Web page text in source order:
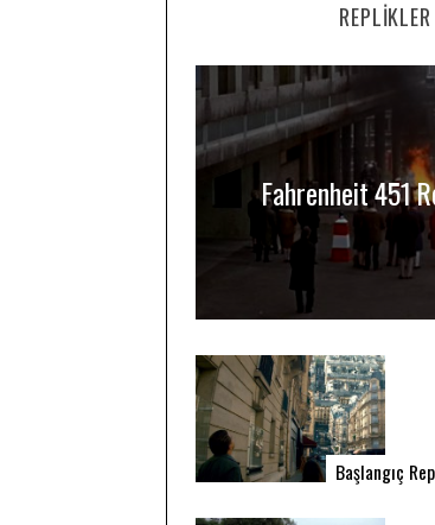
REPLIKLER
Fahrenheit 451
Başlangıç